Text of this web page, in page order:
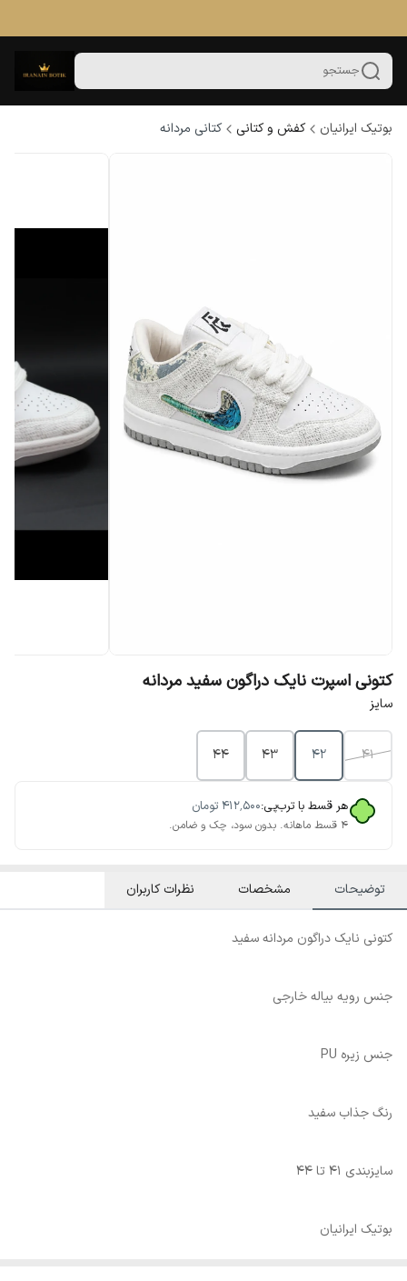
جستجو
بوتیک ایرانیان کفش و کتانی کتانی مردانه
کتونی اسپرت نایک دراگون سفید مردانه
سایز
۴۱ ۴۲ ۴۳ ۴۴
هر قسط با ترب‌پی:۴۱۲٬۵۰۰ تومان
۴ قسط ماهانه. بدون سود، چک و ضامن.
توضیحات مشخصات نظرات کاربران
کتونی نایک دراگون مردانه سفید
جنس رویه بیاله خارجی
جنس زیره PU
رنگ جذاب سفید
سایزبندی ۴۱ تا ۴۴
بوتیک ایرانیان